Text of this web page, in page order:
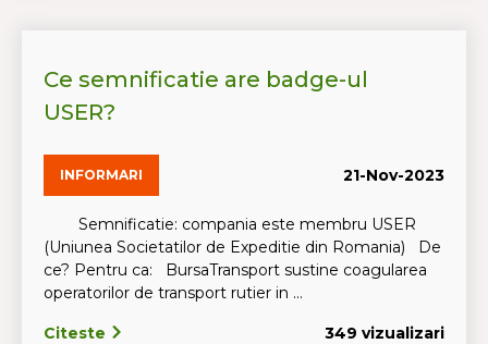
Ce semnificatie are badge-ul
USER?
INFORMARI 21-Nov-2023
Semnificatie: compania este membru USER
(Uniunea Societatilor de Expeditie din Romania) De
ce? Pentru ca: BursaTransport sustine coagularea
operatorilor de transport rutier in ...
Citeste 349 vizualizari